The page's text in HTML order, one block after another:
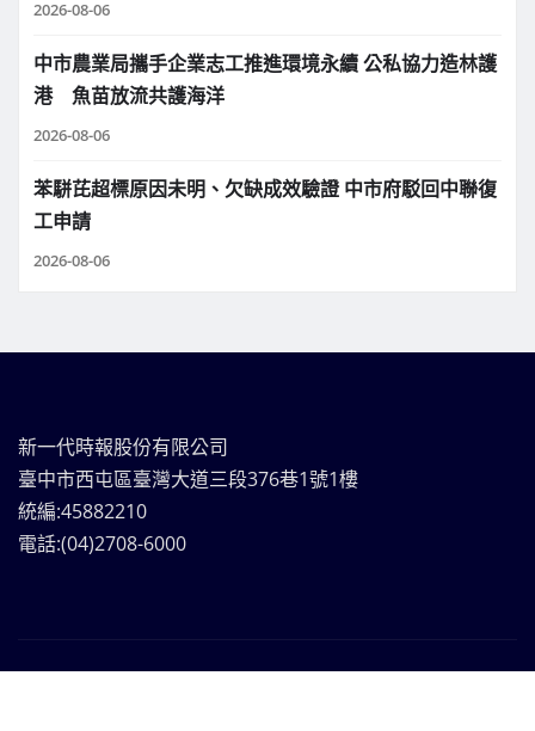
2026-08-06
中市農業局攜手企業志工推進環境永續 公私協力造林護
港 魚苗放流共護海洋
2026-08-06
苯駢芘超標原因未明、欠缺成效驗證 中市府駁回中聯復
工申請
2026-08-06
新一代時報股份有限公司
臺中市西屯區臺灣大道三段376巷1號1樓
統編:45882210
電話:(04)2708-6000